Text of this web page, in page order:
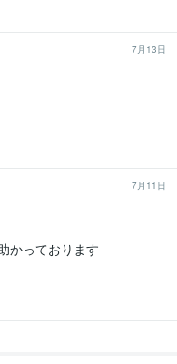
7月13日
7月11日
かっております